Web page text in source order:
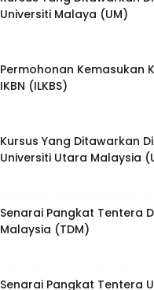
Universiti Malaya (UM)
Permohonan Kemasukan
IKBN (ILKBS)
Kursus Yang Ditawarkan Di
Universiti Utara Malaysia
Senarai Pangkat Tentera
Malaysia (TDM)
Senarai Pangkat Tentera